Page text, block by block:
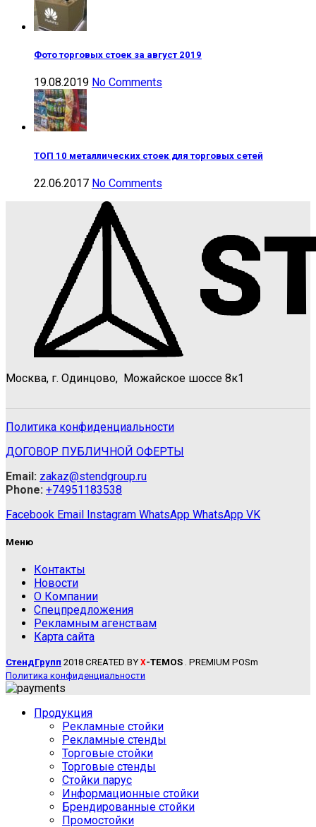
Фото торговых стоек за август 2019
19.08.2019 No Comments
ТОП 10 металлических стоек для торговых сетей
22.06.2017 No Comments
Москва, г. Одинцово, Можайское шоссе 8к1
Политика конфиденциальности
ДОГОВОР ПУБЛИЧНОЙ ОФЕРТЫ
Email: zakaz@stendgroup.ru
Phone: +74951183538
Facebook Email Instagram WhatsApp WhatsApp VK
Меню
Контакты
Новости
О Компании
Спецпредложения
Рекламным агенствам
Карта сайта
СтендГрупп 2018 CREATED BY X-TEMOS . PREMIUM POSm
Политика конфиденциальности
Продукция
Рекламные стойки
Рекламные стенды
Торговые стойки
Торговые стенды
Стойки парус
Информационные стойки
Брендированные стойки
Промостойки